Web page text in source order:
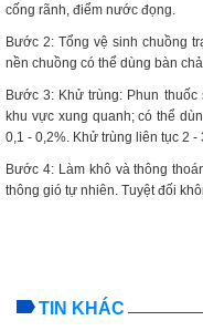
cống rãnh, điểm nước đọng.
Bước 2: Tổng vệ sinh chuồng
nền chuồng có thể dùng bàn
Bước 3: Khử trùng: Phun thuốc
khu vực xung quanh; có thể
0,1 - 0,2%. Khử trùng liên tục 2 -
Bước 4: Làm khô và thông
thông gió tự nhiên. Tuyệt đối
TIN KHÁC